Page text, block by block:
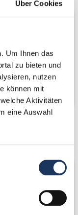
Über Cookies
Um Ihnen das
zu bieten und
nutzen
können mit
Aktivitäten
eine Auswahl
Partner